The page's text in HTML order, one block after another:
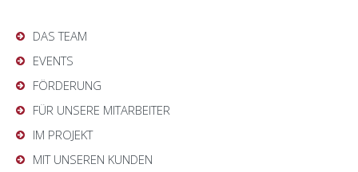
DAS TEAM
EVENTS
FÖRDERUNG
FÜR UNSERE MITARBEITER
IM PROJEKT
MIT UNSEREN KUNDEN